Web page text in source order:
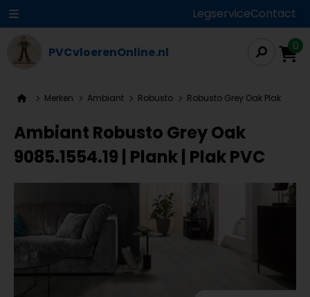
LegserviceContact
PVCvloerenOnline.nl 0
Merken Ambiant Robusto Robusto Grey Oak Plak
Ambiant Robusto Grey Oak
9085.1554.19 | Plank | Plak PVC